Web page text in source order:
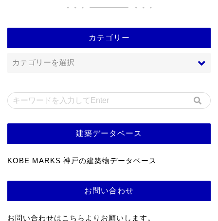
カテゴリー
建築データベース
KOBE MARKS 神戸の建築物データベース
お問い合わせ
お問い合わせはこちらよりお願いします。